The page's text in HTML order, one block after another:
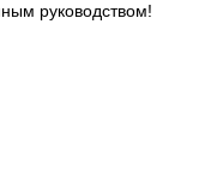
руководством!